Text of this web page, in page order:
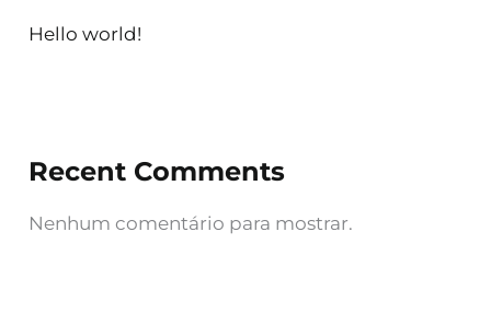
Hello world!
Recent Comments
Nenhum comentário para mostrar.
r